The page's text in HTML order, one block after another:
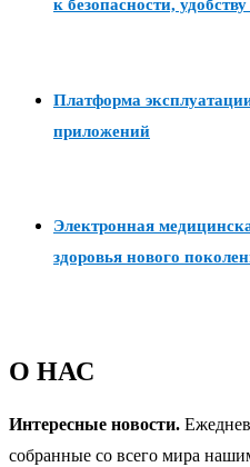
к безопасности,
Платформа
приложений
Электронная
здоровья нового
О НАС
Интересные новости.
собранные со всего мира